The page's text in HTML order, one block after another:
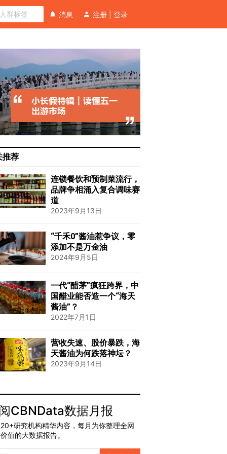
消息 注册 登录
推荐
连锁餐饮和预制菜流行，
品牌争相涌入复合调味赛
道
2023年9月13日
“千禾0”酱油惹争议，零
添加不是万金油
2024年9月5日
一代“醋茅”疯狂跨界，中
国醋业能否造一个“海天
酱油”？
2022年7月1日
营收失速、股价暴跌，海
天酱油为何跌落神坛？
2023年9月14日
CBNData数据月报
研究机构精华内容，每月为你整理全网
值的大数据报告。